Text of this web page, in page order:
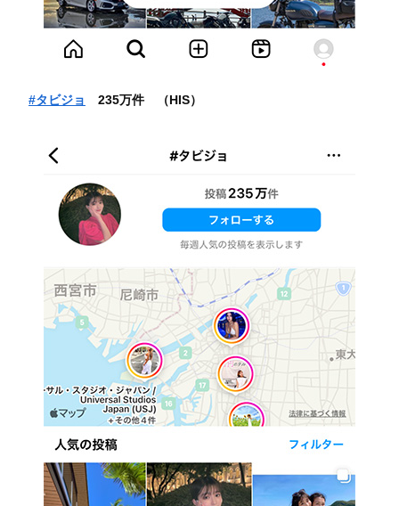
#タビジョ 235万件 （HIS）